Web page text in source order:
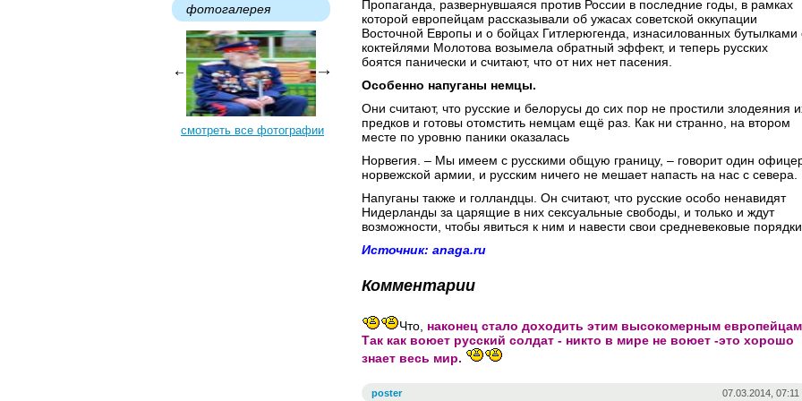
фотогалерея
смотреть все фотографии
Пропаганда, развернувшаяся против России в последние годы, в рамках
которой европейцам рассказывали об ужасах советской оккупации
Восточной Европы и о бойцах Гитлерюгенда, изнасилованных бутылками
коктейлями Молотова возымела обратный эффект, и теперь русских
боятся панически и считают, что от них нет пасения.
Особенно напуганы немцы.
Они считают, что русские и белорусы до сих пор не простили злодеяния
предков и готовы отомстить немцам ещё раз. Как ни странно, на втором
месте по уровню паники оказалась
Норвегия. – Мы имеем с русскими общую границу, – говорит один
норвежской армии, и русским ничего не мешает напасть на нас с севера.
Напуганы также и голландцы. Он считают, что русские особо ненавидят
Нидерланды за царящие в них сексуальные свободы, и только и ждут
возможности, чтобы явиться к ним и навести свои средневековые порядки.
Источник: anaga.ru
Комментарии
Что, наконец стало доходить этим высокомерным
Так как воюет русский солдат - никто в мире не воюет -это хорошо
знает весь мир.
poster 07.03.2014, 07:11